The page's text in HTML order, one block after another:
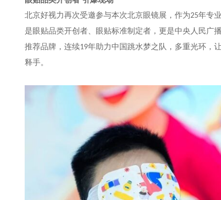
北京好视力再次受邀参与本次北京眼镜展，作为25年专
是眼贴品类开创者、眼贴标准制定者，更是中央人民广
推荐品牌，连续19年助力中国跳水梦之队，多重光环，
释手。